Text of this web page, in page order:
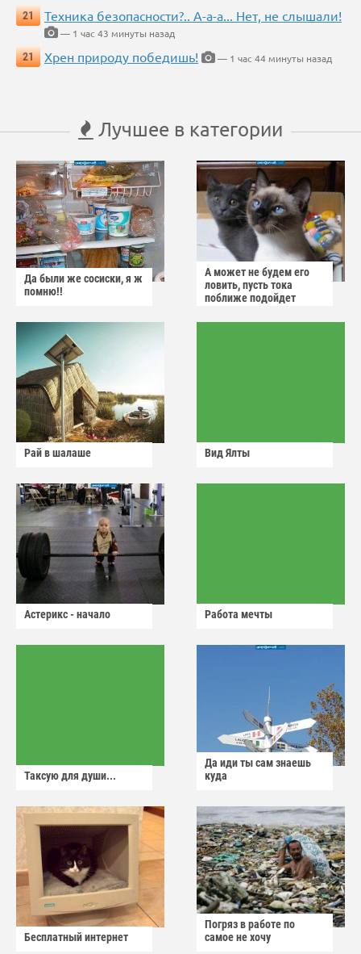
21
Техника безопасности?.. А-а-а... Нет, не слышали!
— 1 час 43 минуты назад
21
Хрен природу победишь! — 1 час 44 минуты назад
Лучшее в категории
Да были же сосиски, я ж
помню!!
А может не будем его
ловить, пусть тока
поближе подойдет
Рай в шалаше Вид Ялты
Астерикс - начало Работа мечты
Таксую для души...
Да иди ты сам знаешь
куда
Бесплатный интернет
Погряз в работе по
самое не хочу